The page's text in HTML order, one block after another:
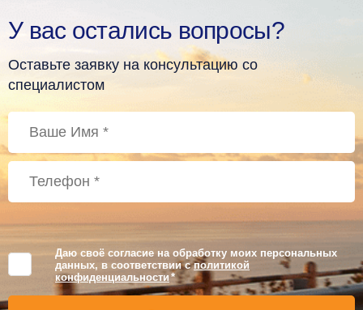
У вас остались вопросы?
Оставьте заявку на консультацию со
специалистом
Даю своё согласие на обработку моих персональных
данных, в соответствии сполитикой
конфиденциальности *